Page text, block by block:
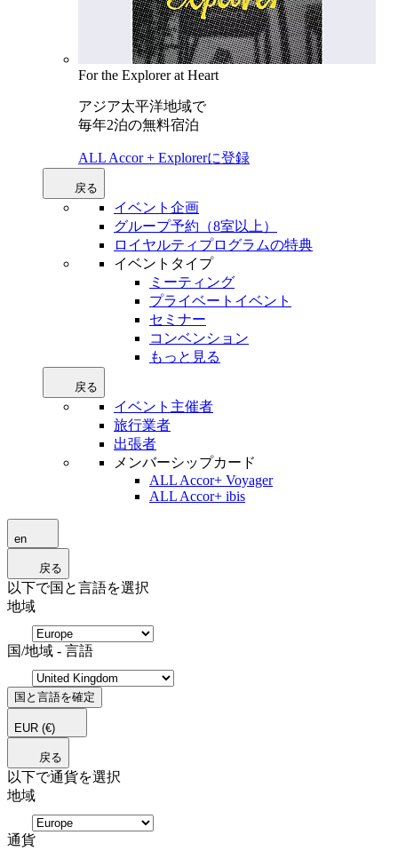
For the Explorer at Heart
アジア太平洋地域で
毎年2泊の無料宿泊
ALL Accor + Explorerに登録
戻る
イベント企画
グループ予約（8室以上）
ロイヤルティプログラムの特典
イベントタイプ
ミーティング
プライベートイベント
セミナー
コンベンション
もっと見る
戻る
イベント主催者
旅行業者
出張者
メンバーシップカード
ALL Accor+ Voyager
ALL Accor+ ibis
en
戻る
以下で国と言語を選択
地域
国/地域 - 言語
国と言語を確定
EUR (€)
戻る
以下で通貨を選択
地域
通貨